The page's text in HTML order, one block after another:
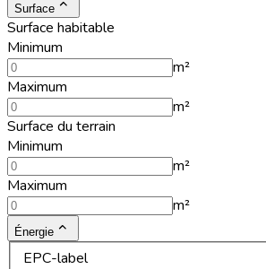
Surface
Surface habitable
Minimum
m²
Maximum
m²
Surface du terrain
Minimum
m²
Maximum
m²
Énergie
EPC-label